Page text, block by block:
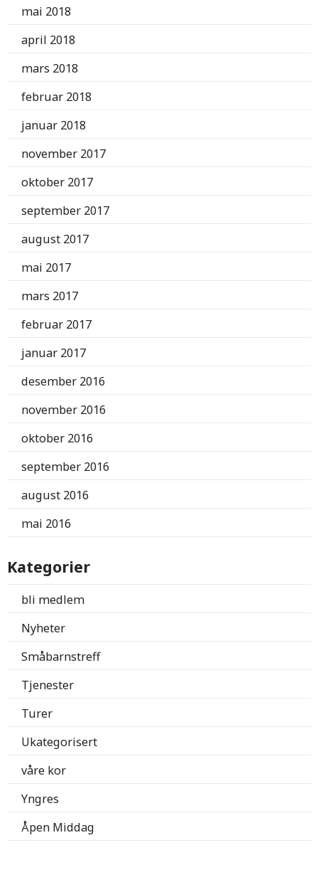
mai 2018
april 2018
mars 2018
februar 2018
januar 2018
november 2017
oktober 2017
september 2017
august 2017
mai 2017
mars 2017
februar 2017
januar 2017
desember 2016
november 2016
oktober 2016
september 2016
august 2016
mai 2016
Kategorier
bli medlem
Nyheter
Småbarnstreff
Tjenester
Turer
Ukategorisert
våre kor
Yngres
Åpen Middag